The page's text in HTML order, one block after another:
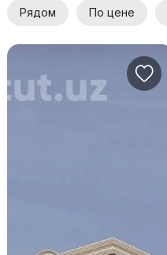
Рядом По цене